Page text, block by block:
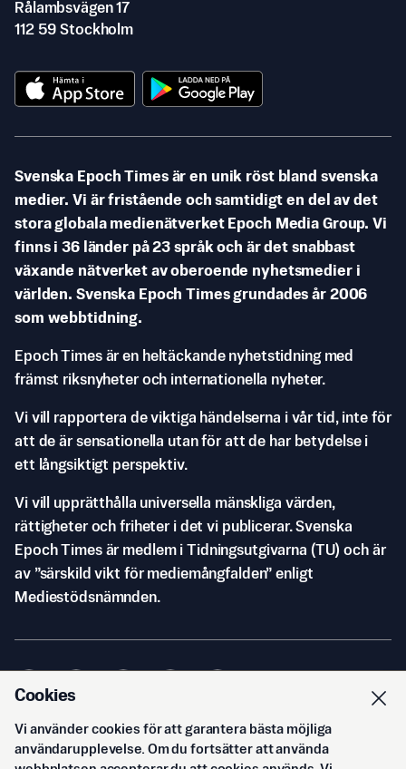
Rålambsvägen 17
112 59 Stockholm
Svenska Epoch Times är en unik röst bland svenska
medier. Vi är fristående och samtidigt en del av det
stora globala medienätverket Epoch Media Group. Vi
finns i 36 länder på 23 språk och är det snabbast
växande nätverket av oberoende nyhetsmedier i
världen. Svenska Epoch Times grundades år 2006
som webbtidning.
Epoch Times är en heltäckande nyhetstidning med
främst riksnyheter och internationella nyheter.
Vi vill rapportera de viktiga händelserna i vår tid, inte för
att de är sensationella utan för att de har betydelse i
ett långsiktigt perspektiv.
Vi vill upprätthålla universella mänskliga värden,
rättigheter och friheter i det vi publicerar. Svenska
Epoch Times är medlem i Tidningsutgivarna (TU) och är
av ”särskild vikt för mediemångfalden” enligt
Mediestödsnämnden.
© Svenska Epoch Times AB2026
Cookies
Vi använder cookies för att garantera bästa möjliga
användarupplevelse. Om du fortsätter att använda